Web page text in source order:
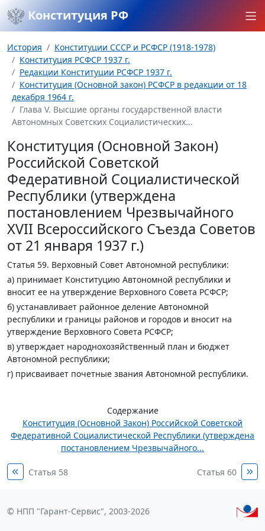
Конституция РФ
История
Конституции СССР и РСФСР (1918-1978)
Конституция РСФСР 1937 г.
Редакции Конституции РСФСР 1937 г.
Конституция (Основной закон) РСФСР в редакции от 18
декабря 1964 г.
Глава V. Высшие органы государственной власти
Автономных Советских Социалистических...
Конституция (Основной Закон)
Российской Советской
Федеративной Социалистической
Республики (утверждена
постановлением Чрезвычайного
XVII Всероссийского Съезда Советов
от 21 января 1937 г.)
Статья 59. Верховный Совет Автономной республики:
а) принимает Конституцию Автономной республики и
вносит ее на утверждение Верховного Совета РСФСР;
б) устанавливает районное деление Автономной
республики и границы районов и городов и вносит на
утверждение Верховного Совета РСФСР;
в) утверждает народнохозяйственный план и бюджет
Автономной республики;
г) присваивает почетные звания Автономной республики.
Содержание
Конституция (Основной Закон) Российской Советской
Федеративной Социалистической Республики (утверждена
постановлением Чрезвычайного...
Статья 58 Статья 60
© НПП "Гарант-Сервис", 2003-2026